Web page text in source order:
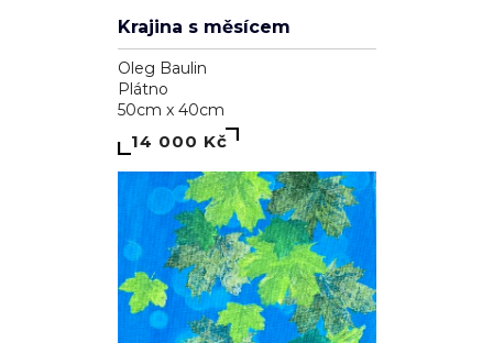
Krajina s měsícem
Oleg Baulin
Plátno
50cm x 40cm
14 000 Kč